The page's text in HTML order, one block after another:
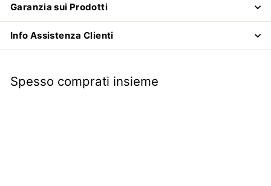
Garanzia sui Prodotti
Info Assistenza Clienti
Spesso comprati insieme